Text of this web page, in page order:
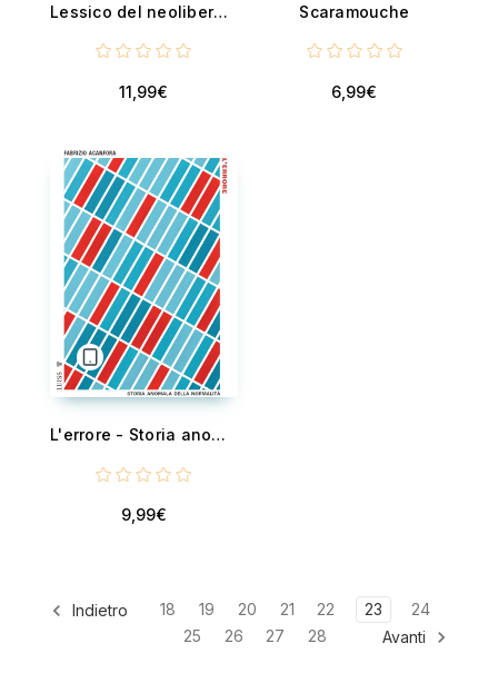
Lessico del neoliberalismo - Le parole del nemico
11,99€
Scaramouche
6,99€
L'errore - Storia anomala della normalità
9,99€
Indietro 18 19 20 21 22 23
24
25
26 27 28 Avanti